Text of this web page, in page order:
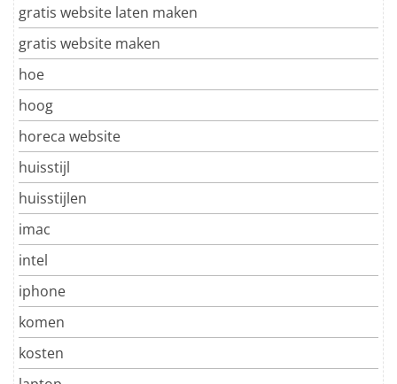
gratis website laten maken
gratis website maken
hoe
hoog
horeca website
huisstijl
huisstijlen
imac
intel
iphone
komen
kosten